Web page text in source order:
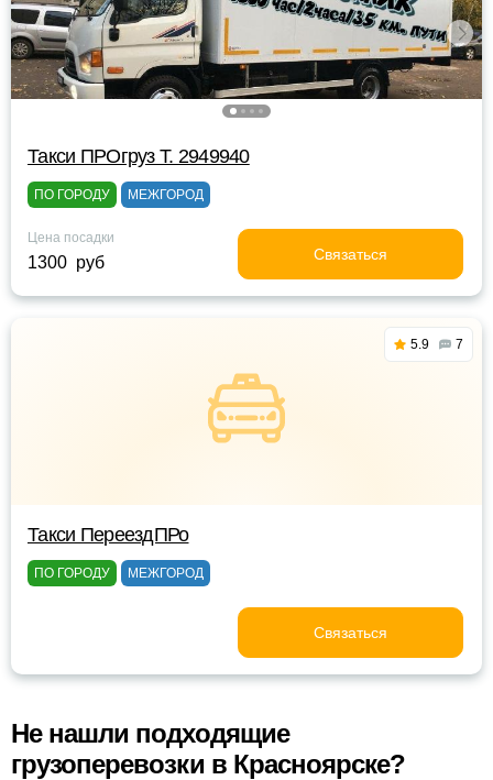
Такси ПРОгруз Т. 2949940
ПО ГОРОДУ МЕЖГОРОД
Цена посадки
1300 руб Связаться
5.9 7
Такси ПереездПРо
ПО ГОРОДУ МЕЖГОРОД
Связаться
Не нашли подходящие
грузоперевозки в Красноярске?